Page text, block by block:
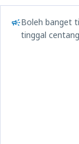
Boleh banget
tinggal